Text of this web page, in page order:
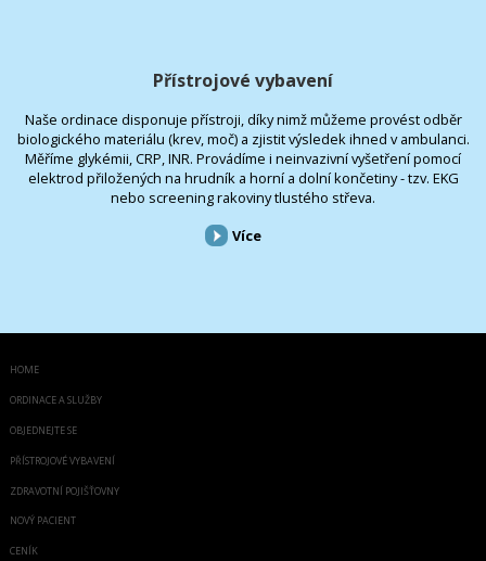
Přístrojové vybavení
Naše ordinace disponuje přístroji, díky nimž můžeme provést odběr
biologického materiálu (krev, moč) a zjistit výsledek ihned v ambulanci.
Měříme glykémii, CRP, INR. Provádíme i neinvazivní vyšetření pomocí
elektrod přiložených na hrudník a horní a dolní končetiny - tzv. EKG
nebo screening rakoviny tlustého střeva.
Více
HOME
ORDINACE A SLUŽBY
OBJEDNEJTE SE
PŘÍSTROJOVÉ VYBAVENÍ
ZDRAVOTNÍ POJIŠŤOVNY
NOVÝ PACIENT
CENÍK